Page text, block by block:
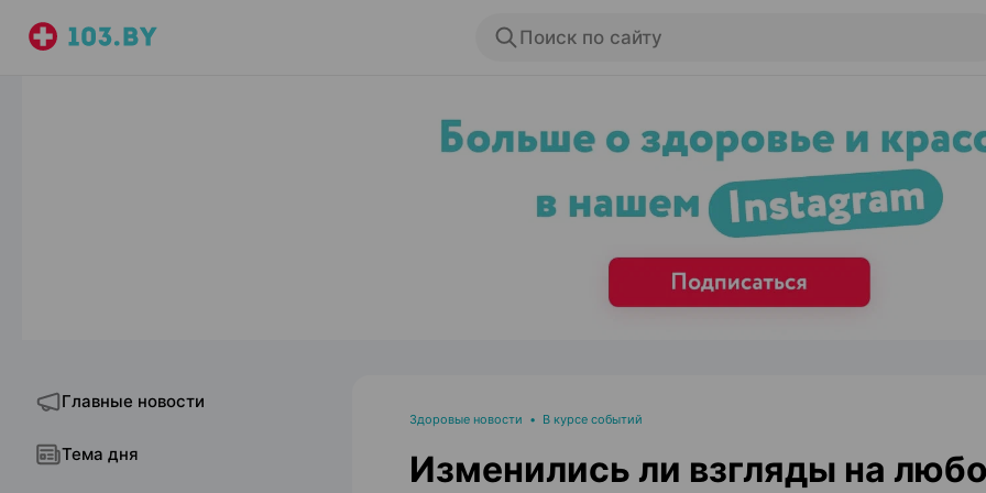
Поиск по сайту
ЭФФЕКТИВНАЯ РЕКЛАМА НА САЙТЕ
Главные новости
Тема дня
Здоровые новости • В курсе событий
Изменились ли взгляды на